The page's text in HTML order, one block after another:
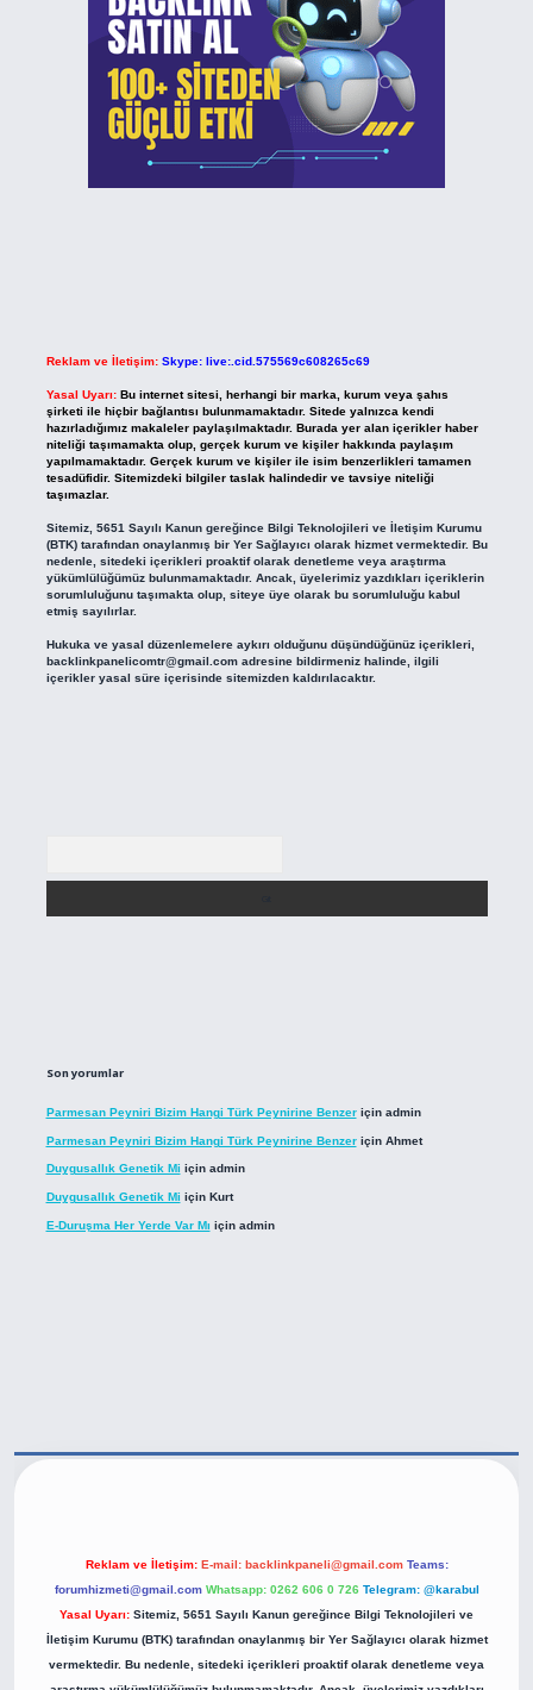
Reklam ve İletişim: Skype: live:.cid.575569c608265c69
Yasal Uyarı: Bu internet sitesi, herhangi bir marka, kurum veya şahıs
şirketi ile hiçbir bağlantısı bulunmamaktadır. Sitede yalnızca kendi
hazırladığımız makaleler paylaşılmaktadır. Burada yer alan içerikler haber
niteliği taşımamakta olup, gerçek kurum ve kişiler hakkında paylaşım
yapılmamaktadır. Gerçek kurum ve kişiler ile isim benzerlikleri tamamen
tesadüfidir. Sitemizdeki bilgiler taslak halindedir ve tavsiye niteliği
taşımazlar.
Sitemiz, 5651 Sayılı Kanun gereğince Bilgi Teknolojileri ve İletişim Kurumu
(BTK) tarafından onaylanmış bir Yer Sağlayıcı olarak hizmet vermektedir. Bu
nedenle, sitedeki içerikleri proaktif olarak denetleme veya araştırma
yükümlülüğümüz bulunmamaktadır. Ancak, üyelerimiz yazdıkları içeriklerin
sorumluluğunu taşımakta olup, siteye üye olarak bu sorumluluğu kabul
etmiş sayılırlar.
Hukuka ve yasal düzenlemelere aykırı olduğunu düşündüğünüz içerikleri,
backlinkpanelicomtr@gmail.comadresine bildirmeniz halinde, ilgili
içerikler yasal süre içerisinde sitemizden kaldırılacaktır.
Son yorumlar
Parmesan Peyniri Bizim Hangi Türk Peynirine Benzeriçin admin
Parmesan Peyniri Bizim Hangi Türk Peynirine Benzeriçin Ahmet
Duygusallık Genetik Mi için admin
Duygusallık Genetik Mi için Kurt
E-Duruşma Her Yerde Var Mı için admin
Reklam ve İletişim: E-mail: backlinkpaneli@gmail.com Teams:
forumhizmeti@gmail.com Whatsapp: 0262 606 0 726 Telegram: @karabul
Yasal Uyarı: Sitemiz, 5651 Sayılı Kanun gereğince Bilgi Teknolojileri ve
İletişim Kurumu (BTK) tarafından onaylanmış bir Yer Sağlayıcı olarak hizmet
vermektedir. Bu nedenle, sitedeki içerikleri proaktif olarak denetleme veya